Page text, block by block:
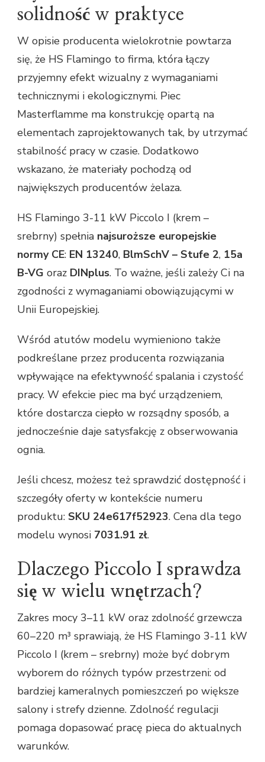
solidność w praktyce
W opisie producenta wielokrotnie powtarza
się, że HS Flamingo to firma, która łączy
przyjemny efekt wizualny z wymaganiami
technicznymi i ekologicznymi. Piec
Masterflamme ma konstrukcję opartą na
elementach zaprojektowanych tak, by utrzymać
stabilność pracy w czasie. Dodatkowo
wskazano, że materiały pochodzą od
największych producentów żelaza.
HS Flamingo 3-11 kW Piccolo I (krem –
srebrny) spełnia najsuroższe europejskie
normy CE: EN 13240, BlmSchV – Stufe 2, 15a
B-VG oraz DINplus. To ważne, jeśli zależy Ci na
zgodności z wymaganiami obowiązującymi w
Unii Europejskiej.
Wśród atutów modelu wymieniono także
podkreślane przez producenta rozwiązania
wpływające na efektywność spalania i czystość
pracy. W efekcie piec ma być urządzeniem,
które dostarcza ciepło w rozsądny sposób, a
jednocześnie daje satysfakcję z obserwowania
ognia.
Jeśli chcesz, możesz też sprawdzić dostępność i
szczegóły oferty w kontekście numeru
produktu: SKU 24e617f52923. Cena dla tego
modelu wynosi 7031.91 zł.
Dlaczego Piccolo I sprawdza
się w wielu wnętrzach?
Zakres mocy 3–11 kW oraz zdolność grzewcza
60–220 m³ sprawiają, że HS Flamingo 3-11 kW
Piccolo I (krem – srebrny) może być dobrym
wyborem do różnych typów przestrzeni: od
bardziej kameralnych pomieszczeń po większe
salony i strefy dzienne. Zdolność regulacji
pomaga dopasować pracę pieca do aktualnych
warunków.